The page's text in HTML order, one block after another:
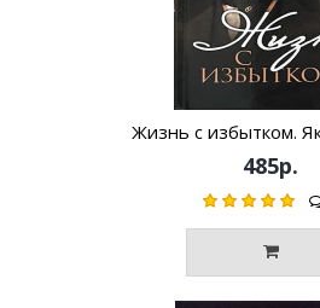
Жизнь с избытком.
485р.